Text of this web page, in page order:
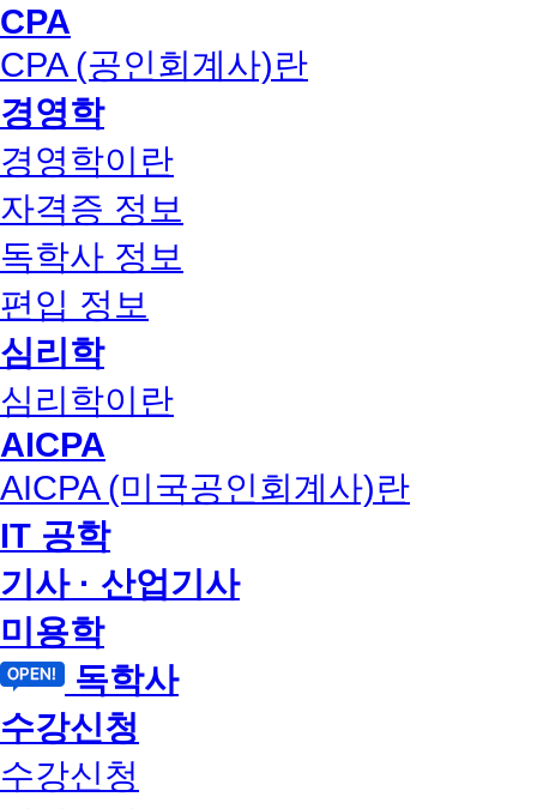
CPA
CPA (공인회계사)란
경영학
경영학이란
자격증 정보
독학사 정보
편입 정보
심리학
심리학이란
AICPA
AICPA (미국공인회계사)란
IT 공학
기사 · 산업기사
미용학
독학사
수강신청
수강신청